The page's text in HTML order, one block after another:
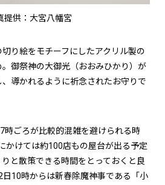
提供：大宮八幡宮
り絵をモチーフにしたアクリル製の
。御祭神の大御光（おおみひかり）が
導かれるように祈念されたお守りで
時ごろが比較的混雑を避けられる時
かけては約100店もの屋台が出る予定
と散策できる時間をとっておくと良
日10時からは新春除魔神事である「小